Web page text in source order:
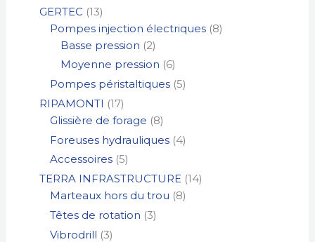
GERTEC 13
Pompes injection électriques 8
Basse pression 2
Moyenne pression 6
Pompes péristaltiques 5
RIPAMONTI 17
Glissière de forage 8
Foreuses hydrauliques 4
Accessoires 5
TERRA INFRASTRUCTURE 14
Marteaux hors du trou 8
Têtes de rotation 3
Vibrodrill 3